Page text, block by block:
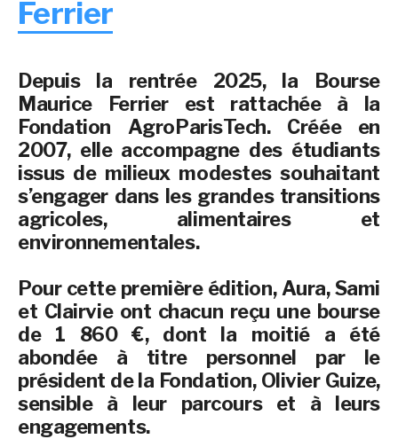
Ferrier
Depuis la rentrée 2025, la Bourse
Maurice Ferrier est rattachée à la
Fondation AgroParisTech. Créée en
2007, elle accompagne des étudiants
issus de milieux modestes souhaitant
s’engager dans les grandes transitions
agricoles, alimentaires et
environnementales.
Pour cette première édition, Aura, Sami
et Clairvie ont chacun reçu une bourse
de 1 860 €, dont la moitié a été
abondée à titre personnel par le
président de la Fondation, Olivier Guize,
sensible à leur parcours et à leurs
engagements.